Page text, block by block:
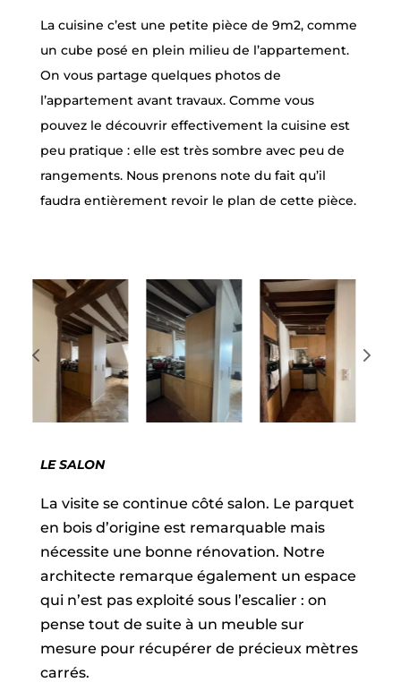
La cuisine c’est une petite pièce de 9m2, comme
un cube posé en plein milieu de l’appartement.
On vous partage quelques photos de
l’appartement avant travaux. Comme vous
pouvez le découvrir effectivement la cuisine est
peu pratique : elle est très sombre avec peu de
rangements. Nous prenons note du fait qu’il
faudra entièrement revoir le plan de cette pièce.
LE SALON
La visite se continue côté salon. Le parquet
en bois d’origine est remarquable mais
nécessite une bonne rénovation. Notre
architecte remarque également un espace
qui n’est pas exploité sous l’escalier : on
pense tout de suite à un meuble sur
mesure pour récupérer de précieux mètres
carrés.